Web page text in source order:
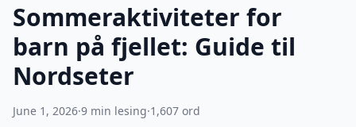
Sommeraktiviteter for
barn på fjellet: Guide til
Nordseter
June 1, 2026·9 min lesing·1,607 ord